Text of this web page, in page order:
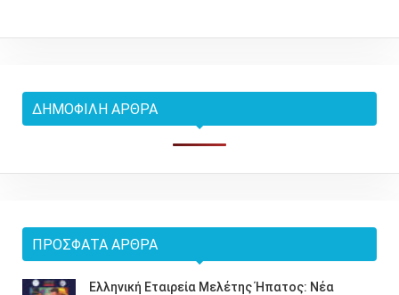
ΔΗΜΟΦΙΛΉ ΆΡΘΡΑ
ΠΡΌΣΦΑΤΑ ΆΡΘΡΑ
Ελληνική Εταιρεία Μελέτης Ήπατος: Νέα